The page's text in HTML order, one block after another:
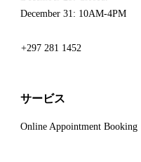
December 31: 10AM-4PM
+297 281 1452
サービス
Online Appointment Booking